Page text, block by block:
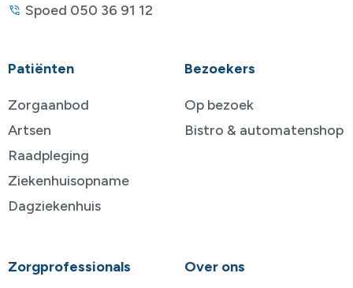
Spoed 050 36 91 12
Patiënten
Zorgaanbod
Artsen
Raadpleging
Ziekenhuisopname
Dagziekenhuis
Bezoekers
Op bezoek
Bistro & automatenshop
Zorgprofessionals Over ons